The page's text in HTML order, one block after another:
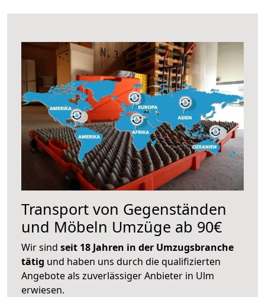
Transport von Gegenständen
und Möbeln Umzüge ab 90€
Wir sind seit 18 Jahren in der Umzugsbranche
tätig und haben uns durch die qualifizierten
Angebote als zuverlässiger Anbieter in Ulm
erwiesen.